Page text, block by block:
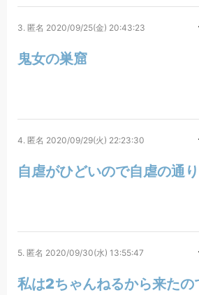
3. 匿名 2020/09/25(金) 20:43:23
鬼女の巣窟
4. 匿名 2020/09/29(火) 22:23:30
自虐がひどいので自虐の通
5. 匿名 2020/09/30(水) 13:55:47
私は2ちゃんねるから来たの